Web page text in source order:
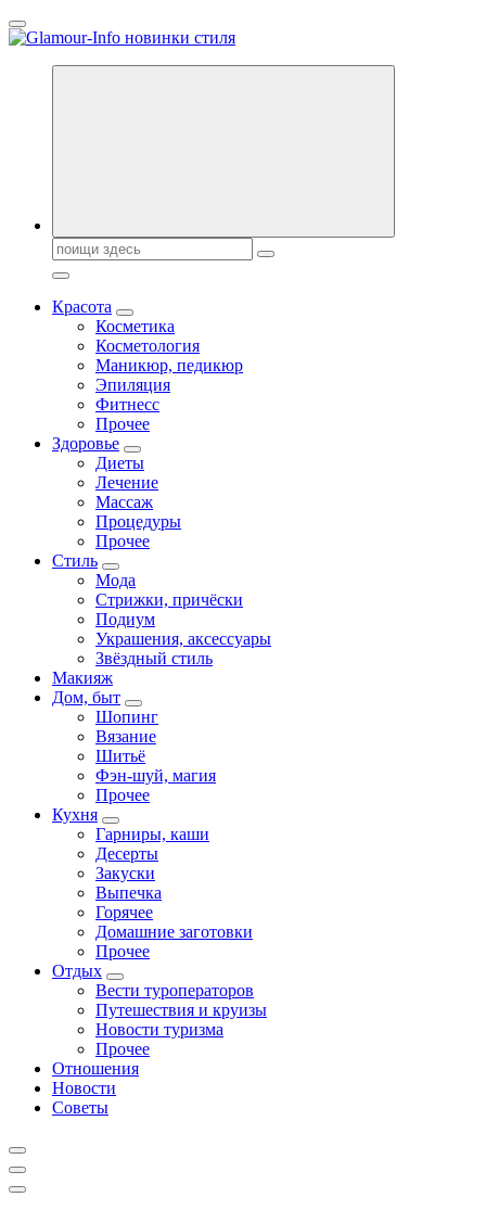
Перейти
к
Секреты молодости, красоты и долголетия. Гламурный журнал
Поиск:
Красота
Косметика
Косметология
Маникюр, педикюр
Эпиляция
Фитнесс
Прочее
Здоровье
Диеты
Лечение
Массаж
Процедуры
Прочее
Стиль
Мода
Стрижки, причёски
Подиум
Украшения, аксессуары
Звёздный стиль
Макияж
Дом, быт
Шопинг
Вязание
Шитьё
Фэн-шуй, магия
Прочее
Кухня
Гарниры, каши
Десерты
Закуски
Выпечка
Горячее
Домашние заготовки
Прочее
Отдых
Вести туроператоров
Путешествия и круизы
Новости туризма
Прочее
Отношения
Новости
Советы